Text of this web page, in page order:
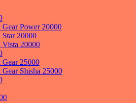
Gear Power 20000
Star 20000
Vista 20000
Gear 25000
Gear Shisha 25000